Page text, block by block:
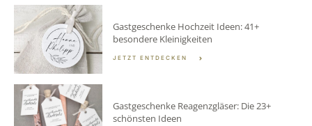
Gastgeschenke Hochzeit Ideen: 41+
besondere Kleinigkeiten
JETZT ENTDECKEN
Gastgeschenke Reagenzgläser: Die 23+
schönsten Ideen